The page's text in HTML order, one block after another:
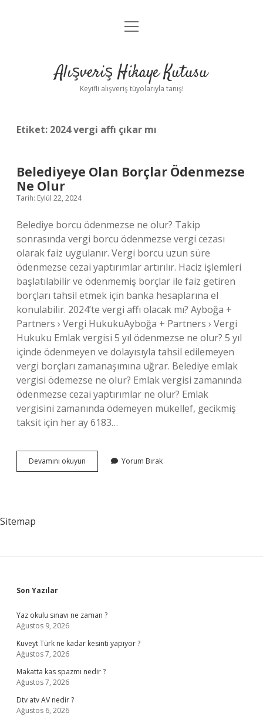
Anasayfa
Yasal Uyarı
menüyü
Alışveriş Hikaye Kutusu
Keyifli alışveriş tüyolarıyla tanış!
Etiket: 2024 vergi affı çıkar mı
Belediyeye Olan Borçlar Ödenmezse
Ne Olur
Tarih: Eylül 22, 2024
Belediye borcu ödenmezse ne olur? Takip
sonrasında vergi borcu ödenmezse vergi cezası
olarak faiz uygulanır. Vergi borcu uzun süre
ödenmezse cezai yaptırımlar artırılır. Haciz işlemleri
başlatılabilir ve ödenmemiş borçlar ile faiz getiren
borçları tahsil etmek için banka hesaplarına el
konulabilir. 2024’te vergi affı olacak mı? Ayboğa +
Partners › Vergi HukukuAyboğa + Partners › Vergi
Hukuku Emlak vergisi 5 yıl ödenmezse ne olur? 5 yıl
içinde ödenmeyen ve dolayısıyla tahsil edilemeyen
vergi borçları zamanaşımına uğrar. Belediye emlak
vergisi ödemezse ne olur? Emlak vergisi zamanında
ödenmezse cezai yaptırımlar ne olur? Emlak
vergisini zamanında ödemeyen mükellef, gecikmiş
taksit için her ay 6183…
Devamını okuyun Belediyeye
Olan
Yorum Bırak
Sitemap
Sidebar
Son Yazılar
Yaz okulu sınavı ne zaman ?
Ağustos 9, 2026
Kuveyt Türk ne kadar kesinti yapıyor ?
Ağustos 7, 2026
Makatta kas spazmı nedir ?
Ağustos 7, 2026
Dtv atv AV nedir ?
Ağustos 6, 2026